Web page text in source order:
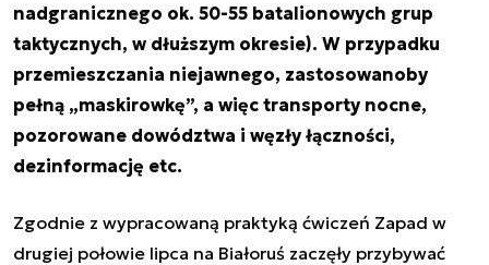
nadgranicznego ok. 50-55 batalionowych grup
taktycznych, w dłuższym okresie). W przypadku
przemieszczania niejawnego, zastosowanoby
pełną „maskirowkę”, a więc transporty nocne,
pozorowane dowództwa i węzły łączności,
dezinformację etc.
Zgodnie z wypracowaną praktyką ćwiczeń Zapad w
drugiej połowie lipca na Białoruś zaczęły przybywać